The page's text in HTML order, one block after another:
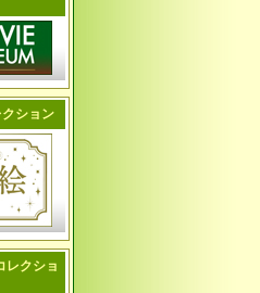
ション
レクショ